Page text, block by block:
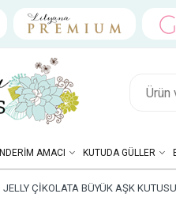
AMACI KUTUDA GÜLLER
JELLY ÇIKOLATA BÜYÜK AŞK KUTUSU